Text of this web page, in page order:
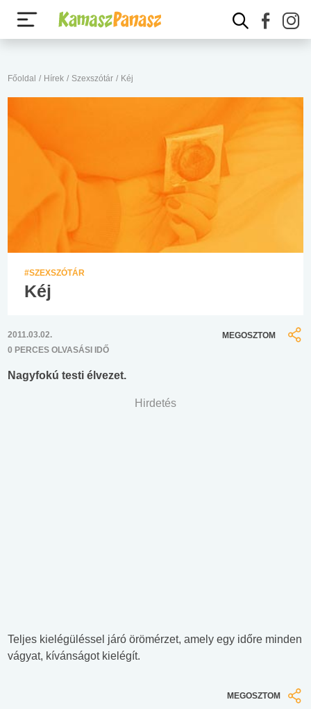
Főoldal / Hírek / Szexszótár / Kéj
#SZEXSZÓTÁR
Kéj
2011.03.02.
0 PERCES OLVASÁSI IDŐ
MEGOSZTOM
Nagyfokú testi élvezet.
Hirdetés
Teljes kielégüléssel járó örömérzet, amely egy időre minden
vágyat, kívánságot kielégít.
MEGOSZTOM